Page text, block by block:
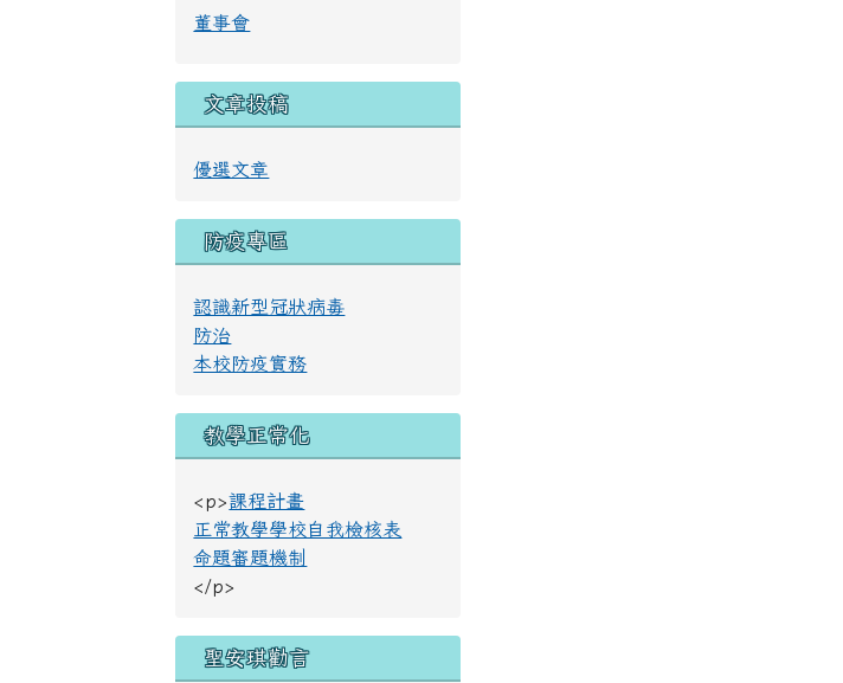
董事會
文章投稿
優選文章
防疫專區
認識新型冠狀病毒
防治
本校防疫實務
教學正常化
<p>課程計畫
正常教學學校自我檢核表
命題審題機制
</p>
聖安琪勸言